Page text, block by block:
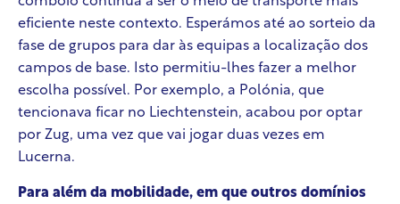
eficiente neste contexto. Esperámos até ao sorteio da
fase de grupos para dar às equipas a localização dos
campos de base. Isto permitiu-lhes fazer a melhor
escolha possível. Por exemplo, a Polónia, que
tencionava ficar no Liechtenstein, acabou por optar
por Zug, uma vez que vai jogar duas vezes em
Lucerna.
Para além da mobilidade, em que outros domínios